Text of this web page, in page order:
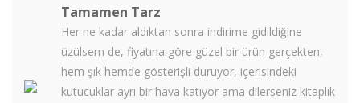
Tamamen Tarz
Her ne kadar aldıktan sonra indirime gidildiğine
üzülsem de, fiyatına göre güzel bir ürün gerçekten,
hem şık hemde gösterişli duruyor, içerisindeki
kutucuklar ayrı bir hava katıyor ama dilerseniz kitaplık